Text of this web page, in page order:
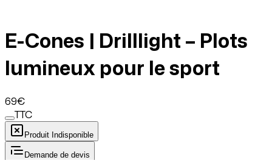
E-Cones | Drilllight – Plots
lumineux pour le sport
69€
TTC
Produit Indisponible
Demande de devis